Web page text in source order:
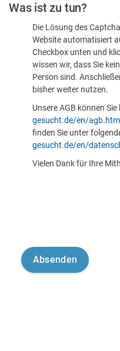
sind
Was ist zu tun?
Die Lösung des
Website automatisiert
Checkbox unten und
wissen wir, dass Sie
Person sind.
bisher weiter nutzen.
Unsere AGB können Sie
gesucht.de/en/agb.html
finden Sie unter
gesucht.de/en/
Vielen Dank für Ihre